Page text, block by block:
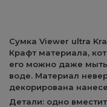
Сумка Viewer ultra
Крафт материала,
его можно даже
воде. Материал
декорирована
Детали: одно